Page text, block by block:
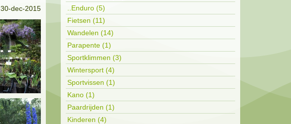
30-dec-2015
..Enduro (5)
Fietsen (11)
Wandelen (14)
Parapente (1)
Sportklimmen (3)
Wintersport (4)
Sportvissen (1)
Kano (1)
Paardrijden (1)
Kinderen (4)